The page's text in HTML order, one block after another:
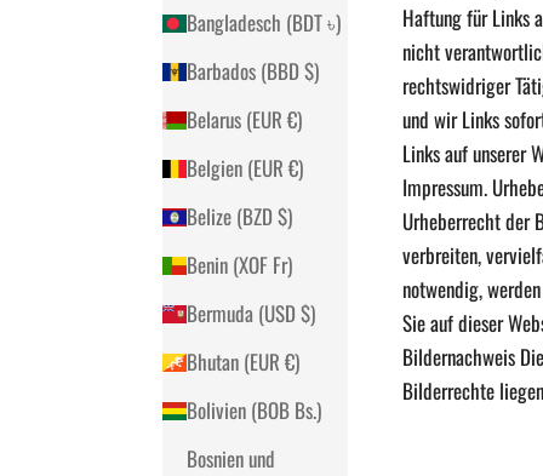
Bangladesch (BDT ৳)
Barbados (BBD $)
Belarus (EUR €)
Belgien (EUR €)
Belize (BZD $)
Benin (XOF Fr)
Bermuda (USD $)
Bhutan (EUR €)
Bolivien (BOB Bs.)
Bosnien und
Haftung für Links
nicht
rechtswidriger
und wir Links
Links auf unserer
Impressum.
Urheberrecht der
verbreiten,
notwendig,
Sie auf dieser
Bildernachweis
Bilderrechte